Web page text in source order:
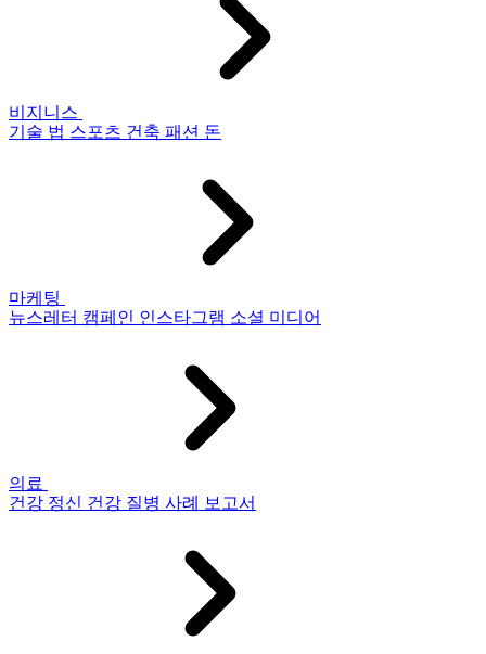
비지니스
기술 법 스포츠 건축 패션 돈
마케팅
뉴스레터 캠페인 인스타그램 소셜 미디어
의료
건강 정신 건강 질병 사례 보고서